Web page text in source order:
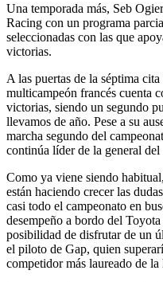
Una temporada más, Seb
Racing con un programa
seleccionadas con las que
victorias.
A las puertas de la séptima
multicampeón francés cuenta
victorias, siendo un segundo
llevamos de año. Pese a su
marcha segundo del
continúa líder de la general del
Como ya viene siendo
están haciendo crecer las
casi todo el campeonato en
desempeño a bordo del
posibilidad de disfrutar de un
el piloto de Gap, quien
competidor más laureado de